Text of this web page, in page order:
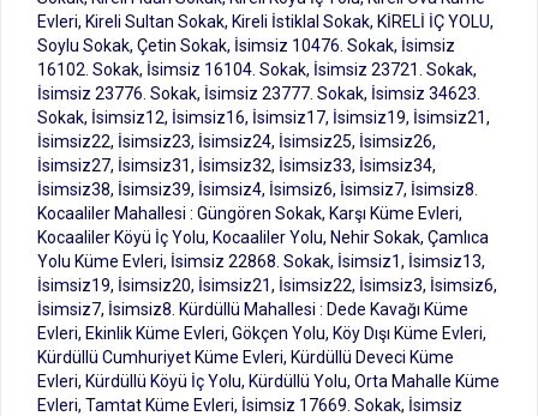
Evleri, Kireli Sultan Sokak, Kireli İstiklal Sokak, KİRELİ İÇ YOLU,
Soylu Sokak, Çetin Sokak, İsimsiz 10476. Sokak, İsimsiz
16102. Sokak, İsimsiz 16104. Sokak, İsimsiz 23721. Sokak,
İsimsiz 23776. Sokak, İsimsiz 23777. Sokak, İsimsiz 34623.
Sokak, İsimsiz12, İsimsiz16, İsimsiz17, İsimsiz19, İsimsiz21,
İsimsiz22, İsimsiz23, İsimsiz24, İsimsiz25, İsimsiz26,
İsimsiz27, İsimsiz31, İsimsiz32, İsimsiz33, İsimsiz34,
İsimsiz38, İsimsiz39, İsimsiz4, İsimsiz6, İsimsiz7, İsimsiz8.
Kocaaliler Mahallesi : Güngören Sokak, Karşı Küme Evleri,
Kocaaliler Köyü İç Yolu, Kocaaliler Yolu, Nehir Sokak, Çamlıca
Yolu Küme Evleri, İsimsiz 22868. Sokak, İsimsiz1, İsimsiz13,
İsimsiz19, İsimsiz20, İsimsiz21, İsimsiz22, İsimsiz3, İsimsiz6,
İsimsiz7, İsimsiz8. Kürdüllü Mahallesi : Dede Kavağı Küme
Evleri, Ekinlik Küme Evleri, Gökçen Yolu, Köy Dışı Küme Evleri,
Kürdüllü Cumhuriyet Küme Evleri, Kürdüllü Deveci Küme
Evleri, Kürdüllü Köyü İç Yolu, Kürdüllü Yolu, Orta Mahalle Küme
Evleri, Tamtat Küme Evleri, İsimsiz 17669. Sokak, İsimsiz